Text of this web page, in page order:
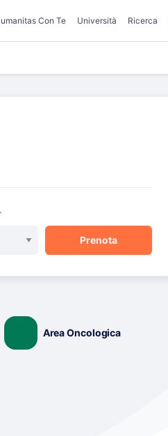
Con Te Università Ricerca
Area Oncologica